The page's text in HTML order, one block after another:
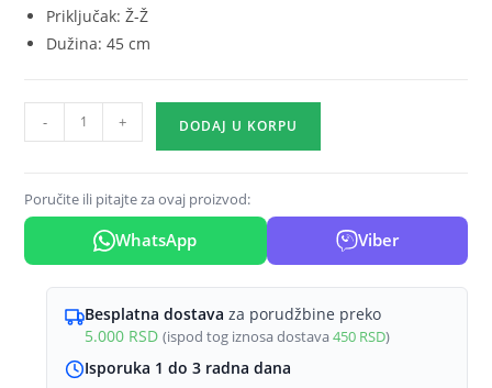
Priključak: Ž-Ž
Dužina: 45 cm
crevo
Ž-
Ž
količina
- + DODAJ U KORPU
Poručite ili pitajte za ovaj proizvod:
WhatsApp Viber
Besplatna dostava za porudžbine preko
5.000 RSD (ispod tog iznosa dostava450 RSD)
Isporuka 1 do 3 radna dana